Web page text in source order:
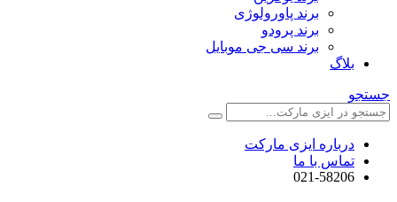
برند پاورولوژی
برند پرودو
برند سی جی موبایل
بلاگ
جستجو
درباره ایزی مارکت
تماس با ما
021-58206